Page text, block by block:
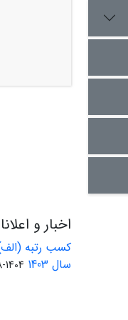
اخبار و
کسب رتبه
سال 1403
1404-08-01